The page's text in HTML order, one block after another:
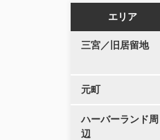
エリア
三宮／旧居留地
元町
ハーバーランド周
辺